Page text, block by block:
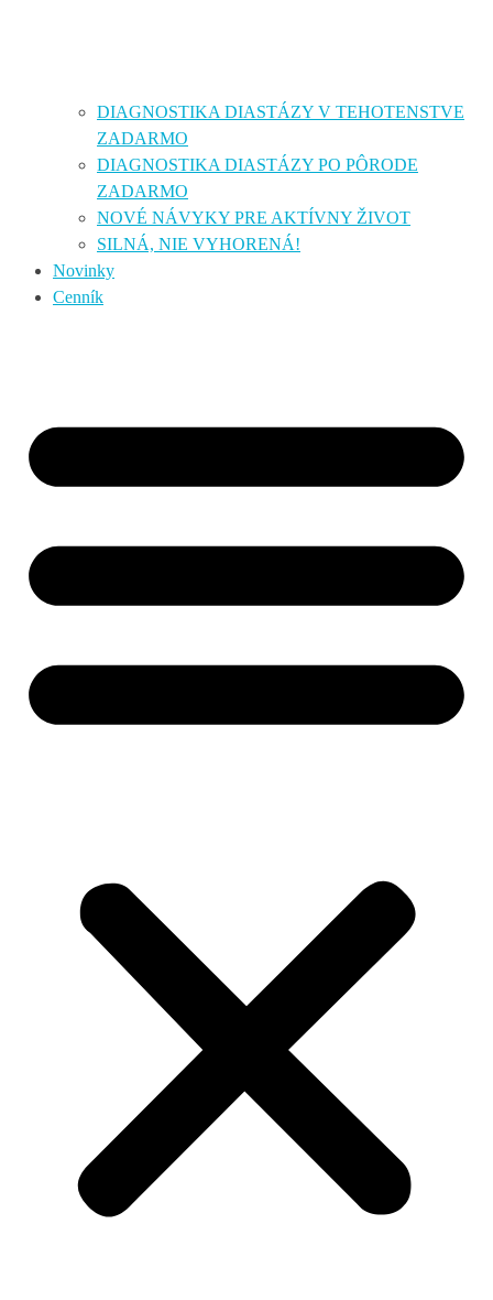
DIAGNOSTIKA DIASTÁZY V TEHOTENSTVE
ZADARMO
DIAGNOSTIKA DIASTÁZY PO PÔRODE
ZADARMO
NOVÉ NÁVYKY PRE AKTÍVNY ŽIVOT
SILNÁ, NIE VYHORENÁ!
Novinky
Cenník